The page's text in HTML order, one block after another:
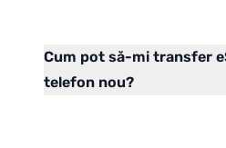
Cum pot să-mi transfer
telefon nou?